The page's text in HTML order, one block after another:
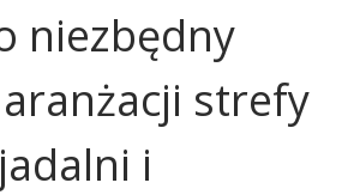
niezbędny
strefy
i